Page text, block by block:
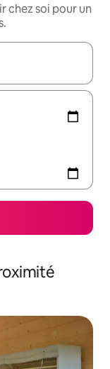
chez soi pour un
les en utilisant